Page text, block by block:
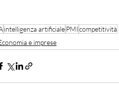
intelligenza artificialePMIcompetitività
e imprese